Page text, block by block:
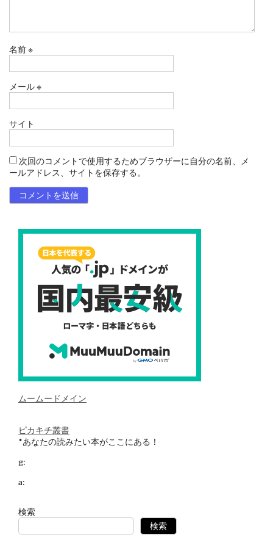
名前※
メール※
サイト
次回のコメントで使用するためブラウザーに自分の名前、メ
ールアドレス、サイトを保存する。
ムームードメイン
ピカキチ叢書
*あなたの読みたい本がここにある！
g:
a:
検索
検索